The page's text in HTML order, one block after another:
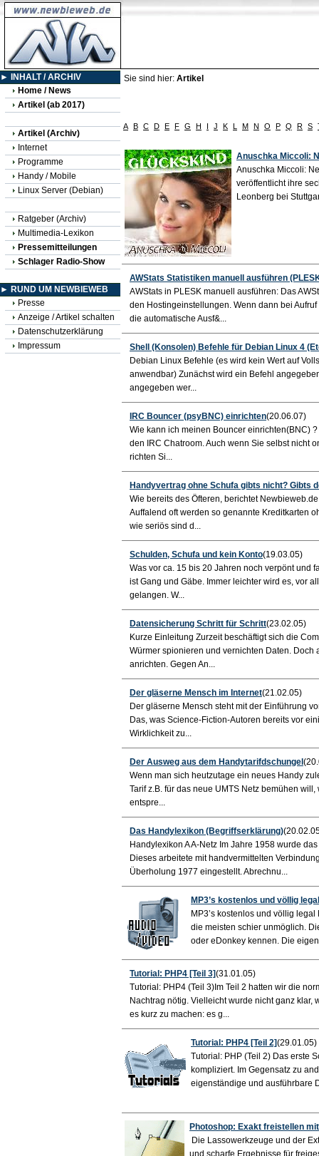
► INHALT / ARCHIV
Home / News
Artikel (ab 2017)
Artikel (Archiv)
Internet
Programme
Handy / Mobile
Linux Server (Debian)
Ratgeber (Archiv)
Multimedia-Lexikon
Pressemitteilungen
Schlager Radio-Show
► RUND UM NEWBIEWEB
Presse
Anzeige / Artikel schalten
Datenschutzerklärung
Impressum
Sie sind hier: Artikel
A B C D E F G H I J K L M N O P Q R S
Anuschka Miccoli:
Anuschka Miccoli:
veröffentlicht ihre
Leonberg bei
AWStats Statistiken manuell ausführen
AWStats in PLESK manuell ausführen: Das
den Hostingeinstellungen. Wenn dann bei
die automatische Ausf&...
Shell (Konsolen) Befehle für Debian Linux 4
Debian Linux Befehle (es wird kein Wert auf
anwendbar) Zunächst wird ein Befehl
angegeben wer...
IRC Bouncer (psyBNC) einrichten(20.06.07)
Wie kann ich meinen Bouncer einrichten(BNC)
den IRC Chatroom. Auch wenn Sie selbst nicht
richten Si...
Handyvertrag ohne Schufa gibts nicht? Gibts
Wie bereits des Öfteren, berichtet
Auffalend oft werden so genannte Kreditkarten
wie seriös sind d...
Schulden, Schufa und kein Konto(19.03.05)
Was vor ca. 15 bis 20 Jahren noch verpönt und
ist Gang und Gäbe. Immer leichter wird es, vor
gelangen. W...
Datensicherung Schritt für Schritt(23.02.05)
Kurze Einleitung Zurzeit beschäftigt sich die
Würmer spionieren und vernichten Daten.
anrichten. Gegen An...
Der gläserne Mensch im Internet(21.02.05)
Der gläserne Mensch steht mit der Einführung
Das, was Science-Fiction-Autoren bereits vor
Wirklichkeit zu...
Der Ausweg aus dem Handytarifdschungel
Wenn man sich heutzutage ein neues Handy
Tarif z.B. für das neue UMTS Netz bemühen
entspre...
Das Handylexikon (Begriffserklärung)
Handylexikon A A-Netz Im Jahre 1958 wurde
Dieses arbeitete mit handvermittelten
Überholung 1977 eingestellt. Abrechnu...
MP3’s kostenlos und völlig legal
MP3’s kostenlos und völlig
die meisten schier unmöglich.
oder eDonkey kennen. Die
Tutorial: PHP4 [Teil 3](31.01.05)
Tutorial: PHP4 (Teil 3)Im Teil 2 hatten wir die
Nachtrag nötig. Vielleicht wurde nicht ganz
es kurz zu machen: es g...
Tutorial: PHP4 [Teil 2](29.01.05)
Tutorial: PHP (Teil 2) Das erste
kompliziert. Im Gegensatz zu
eigenständige und ausführbare
Photoshop: Exakt freistellen
Die Lassowerkzeuge und der
und scharfe Ergebnisse für